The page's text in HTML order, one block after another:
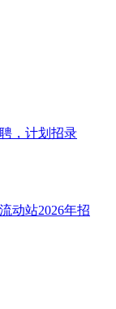
，计划招录
动站2026年招